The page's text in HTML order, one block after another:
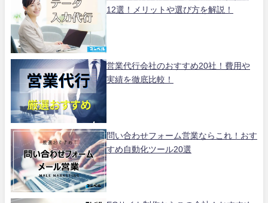
12選！メリットや選び方を解説！
営業代行会社のおすすめ20社！費用や
実績を徹底比較！
問い合わせフォーム営業ならこれ！おす
すめ自動化ツール20選